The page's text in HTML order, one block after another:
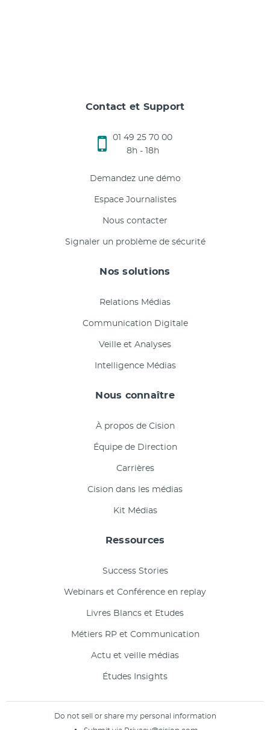
Contact et Support
01 49 25 70 00
8h - 18h
Demandez une démo
Espace Journalistes
Nous contacter
Signaler un problème de sécurité
Nos solutions
Relations Médias
Communication Digitale
Veille et Analyses
Intelligence Médias
Nous connaître
À propos de Cision
Équipe de Direction
Carrières
Cision dans les médias
Kit Médias
Ressources
Success Stories
Webinars et Conférence en replay
Livres Blancs et Etudes
Métiers RP et Communication
Actu et veille médias
Études Insights
Do not sell or share my personal information